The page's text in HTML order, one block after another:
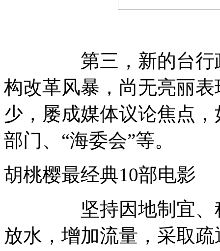
第三，新的台行政
构改革风暴，尚无亮丽
少，屡成媒体议论焦点
部门、“海委会”等。
胡桃樱最经典10部
坚持因地制宜、科
放水，增加流量，采取